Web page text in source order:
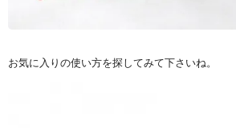
お気に入りの使い方を探してみて下さいね。